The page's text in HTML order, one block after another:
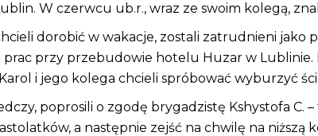
W czerwcu ub.r., wraz ze swoim kolegą,
dorobić w wakacje, zostali zatrudnieni jako
przy przebudowie hotelu Huzar w Lublinie.
i jego kolega chcieli spróbować wyburzyć
poprosili o zgodę brygadzistę Kshystofa C.
a następnie zejść na chwilę na niższą